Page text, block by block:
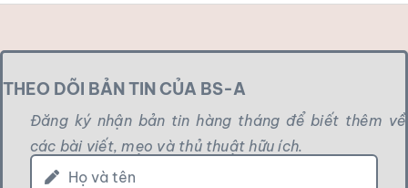
THEO DÕI BẢN TIN CỦA BS-A
Đăng ký nhận bản tin hàng tháng để biết thêm về
các bài viết, mẹo và thủ thuật hữu ích.